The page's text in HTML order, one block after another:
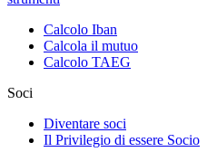
Calcolo Iban
Calcola il mutuo
Calcolo TAEG
Soci
Diventare soci
Il Privilegio di essere Socio